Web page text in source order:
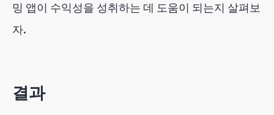
밍 앱이 수익성을 성취하는 데 도움이 되는지 살펴보
자.
결과